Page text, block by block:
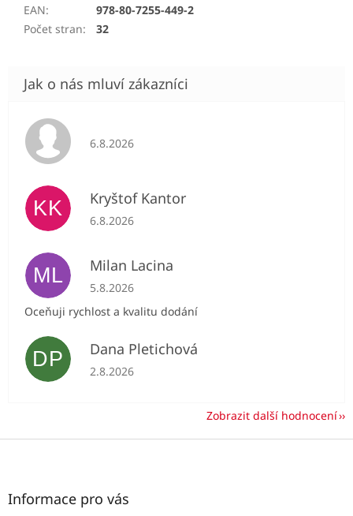
EAN:
978-80-7255-449-2
Počet stran: 32
Hodnocení obchodu je 5 z 5 hvězdiček.
6.8.2026
KK Kryštof Kantor
Hodnocení obchodu je 5 z 5 hvězdiček.
6.8.2026
ML Milan Lacina
Hodnocení obchodu je 5 z 5 hvězdiček.
5.8.2026
Oceňuji rychlost a kvalitu dodání
DP Dana Pletichová
Hodnocení obchodu je 5 z 5 hvězdiček.
2.8.2026
Zobrazit další hodnocení
Z
Informace pro vás